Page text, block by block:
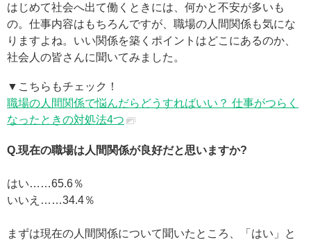
はじめて社会へ出て働くときには、何かと不安が多いも
の。仕事内容はもちろんですが、職場の人間関係も気にな
りますよね。いい関係を築くポイントはどこにあるのか、
社会人の皆さんに聞いてみました。
▼こちらもチェック！
職場の人間関係で悩んだらどうすればいい？ 仕事がつらく
なったときの対処法4つ
Q.現在の職場は人間関係が良好だと思いますか?
はい……65.6％
いいえ……34.4％
まずは現在の人間関係について聞いたところ、「はい」と